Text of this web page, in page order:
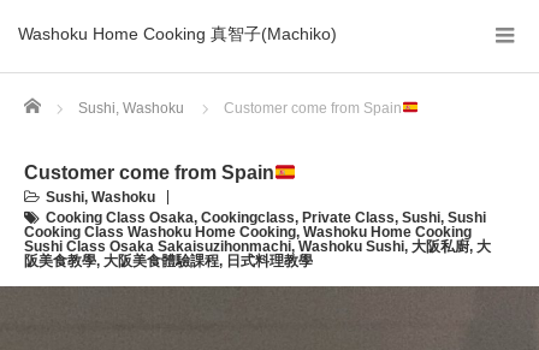
Washoku Home Cooking 真智子(Machiko)
Home Sushi, Washoku Customer come from Spain
Customer come from Spain
Sushi, Washoku
Cooking Class Osaka, Cookingclass, Private Class, Sushi, Sushi
Cooking Class Washoku Home Cooking, Washoku Home Cooking
Sushi Class Osaka Sakaisuzihonmachi, Washoku Sushi, 大阪私廚, 大
阪美食教學, 大阪美食體驗課程, 日式料理教學